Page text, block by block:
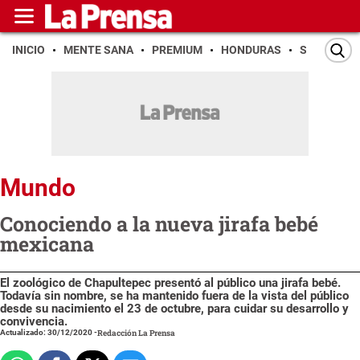
INICIO MENTE SANA PREMIUM HONDURAS SAN PEDRO
Mundo
Conociendo a la nueva jirafa bebé
mexicana
El zoológico de Chapultepec presentó al público una jirafa bebé.
Todavía sin nombre, se ha mantenido fuera de la vista del público
desde su nacimiento el 23 de octubre, para cuidar su desarrollo y
convivencia.
Actualizado: 30/12/2020-Redacción La Prensa